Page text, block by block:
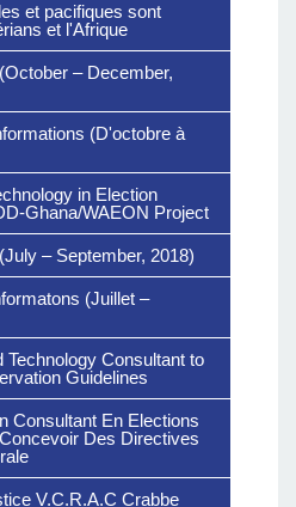
et pacifiques sont
et l'Afrique
– December,
(D'octobre à
in Election
Ghana/WAEON Project
– September, 2018)
(Juillet –
Technology Consultant to
Guidelines
Consultant En Elections
Des Directives
V.C.R.A.C Crabbe